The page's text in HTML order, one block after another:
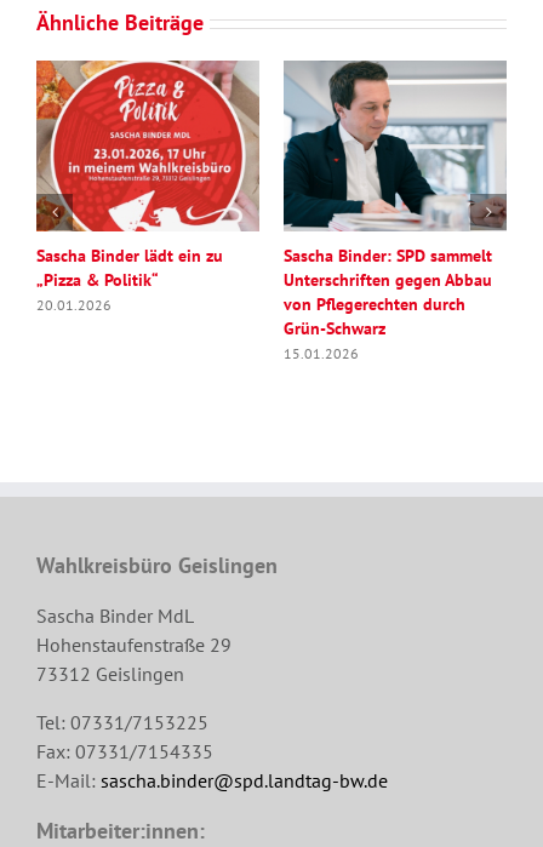
Ähnliche Beiträge
Sascha Binder lädt ein zu
„Pizza & Politik“
20.01.2026
Sascha Binder: SPD sammelt
Unterschriften gegen Abbau
von Pflegerechten durch
Grün-Schwarz
15.01.2026
Wahlkreisbüro Geislingen
Sascha Binder MdL
Hohenstaufenstraße 29
73312 Geislingen
Tel: 07331/7153225
Fax: 07331/7154335
E-Mail: sascha.binder@spd.landtag-bw.de
Mitarbeiter:innen: